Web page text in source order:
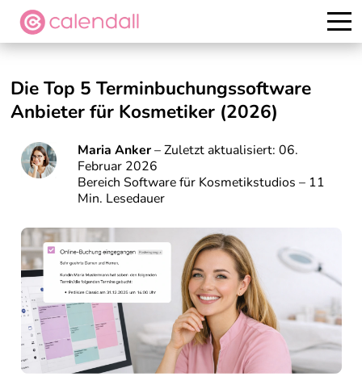
Die Top 5 Terminbuchungssoftware
Anbieter für Kosmetiker (2026)
Maria Anker– Zuletzt aktualisiert: 06.
Februar 2026
Bereich Software für Kosmetikstudios – 11
Min. Lesedauer